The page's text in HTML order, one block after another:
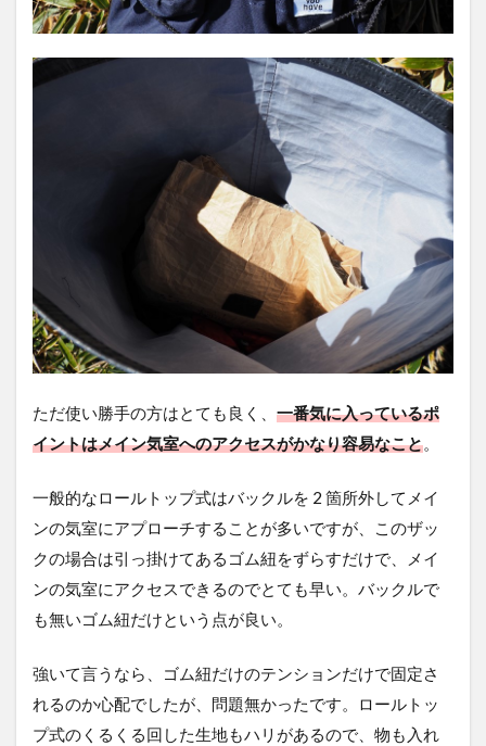
ただ使い勝手の方はとても良く、 一番気に入っているポ
イントはメイン気室へのアクセスがかなり容易なこと。
一般的なロールトップ式はバックルを 2 箇所外してメイ
ンの気室にアプローチすることが多いですが、このザッ
クの場合は引っ掛けてあるゴム紐をずらすだけで、メイ
ンの気室にアクセスできるのでとても早い。バックルで
も無いゴム紐だけという点が良い。
強いて言うなら、ゴム紐だけのテンションだけで固定さ
れるのか心配でしたが、問題無かったです。ロールトッ
プ式のくるくる回した生地もハリがあるので、物も入れ